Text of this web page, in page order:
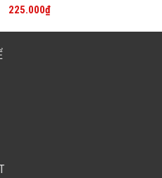
225.000₫